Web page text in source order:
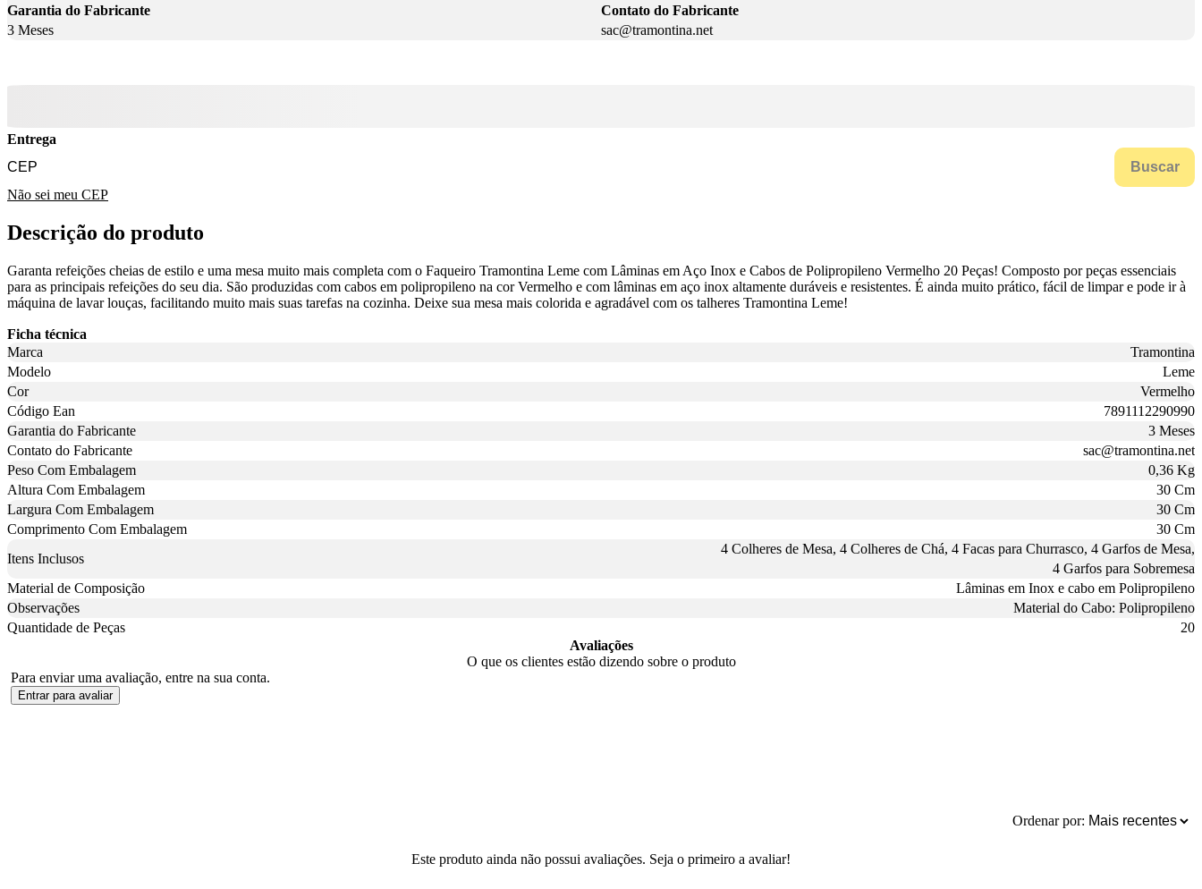
Garantia do Fabricante
3 Meses
Contato do Fabricante
sac@tramontina.net
Entrega
Buscar
Não sei meu CEP
Descrição do produto
Garanta refeições cheias de estilo e uma mesa muito mais completa com o Faqueiro Tramontina Leme com Lâminas em Aço Inox e Cabos de Polipropileno Vermelho 20 Peças! Composto por peças essenciais
para as principais refeições do seu dia. São produzidas com cabos em polipropileno na cor Vermelho e com lâminas em aço inox altamente duráveis e resistentes. É ainda muito prático, fácil de limpar e pode ir à
máquina de lavar louças, facilitando muito mais suas tarefas na cozinha. Deixe sua mesa mais colorida e agradável com os talheres Tramontina Leme!
Ficha técnica
Marca
Tramontina
Modelo
Leme
Cor
Vermelho
Código Ean
7891112290990
Garantia do Fabricante
3 Meses
Contato do Fabricante
sac@tramontina.net
Peso Com Embalagem
0,36 Kg
Altura Com Embalagem
30 Cm
Largura Com Embalagem
30 Cm
Comprimento Com Embalagem
30 Cm
Itens Inclusos
4 Colheres de Mesa, 4 Colheres de Chá, 4 Facas para Churrasco, 4 Garfos de Mesa,
4 Garfos para Sobremesa
Material de Composição
Lâminas em Inox e cabo em Polipropileno
Observações
Material do Cabo: Polipropileno
Quantidade de Peças
20
Avaliações
O que os clientes estão dizendo sobre o produto
Para enviar uma avaliação, entre na sua conta.
Entrar para avaliar
Ordenar por:
Este produto ainda não possui avaliações. Seja o primeiro a avaliar!